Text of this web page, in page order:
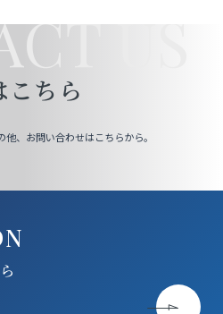
US
こちら
、お問い合わせはこちらから。